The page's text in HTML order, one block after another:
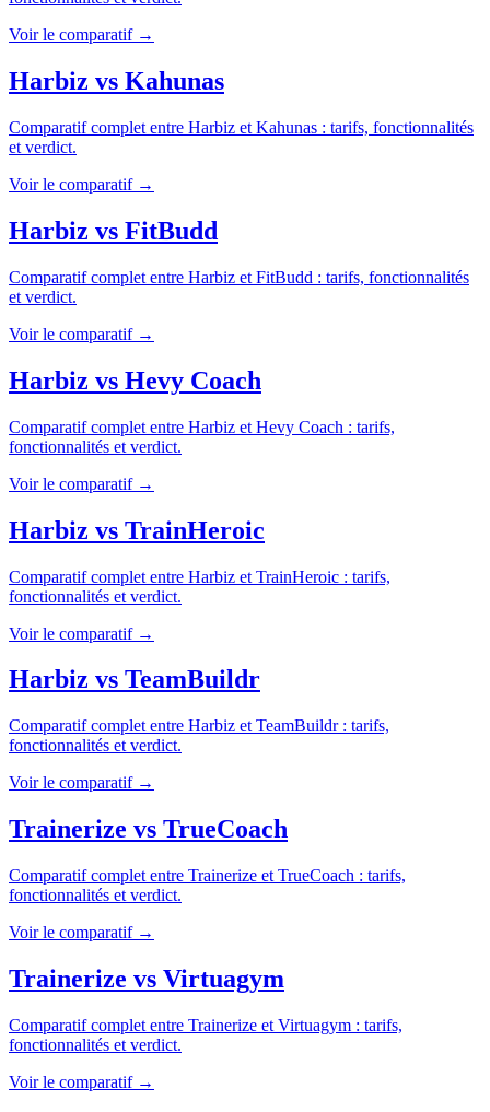
Voir le comparatif →
Harbiz vs Kahunas
Comparatif complet entre Harbiz et Kahunas : tarifs, fonctionnalités
et verdict.
Voir le comparatif →
Harbiz vs FitBudd
Comparatif complet entre Harbiz et FitBudd : tarifs, fonctionnalités
et verdict.
Voir le comparatif →
Harbiz vs Hevy Coach
Comparatif complet entre Harbiz et Hevy Coach : tarifs,
fonctionnalités et verdict.
Voir le comparatif →
Harbiz vs TrainHeroic
Comparatif complet entre Harbiz et TrainHeroic : tarifs,
fonctionnalités et verdict.
Voir le comparatif →
Harbiz vs TeamBuildr
Comparatif complet entre Harbiz et TeamBuildr: tarifs,
fonctionnalités et verdict.
Voir le comparatif →
Trainerize vs TrueCoach
Comparatif complet entre Trainerize et TrueCoach : tarifs,
fonctionnalités et verdict.
Voir le comparatif →
Trainerize vs Virtuagym
Comparatif complet entre Trainerize et Virtuagym : tarifs,
fonctionnalités et verdict.
Voir le comparatif →